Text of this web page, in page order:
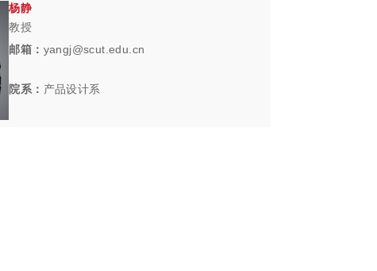
杨静
教授
邮箱： yangj@scut.edu.cn
院系： 产品设计系